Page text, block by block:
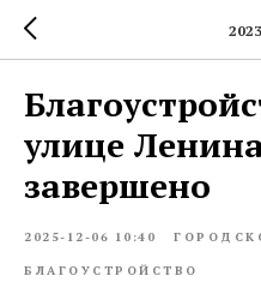
улице
завершено
2025-12-06 10:40
БЛАГОУСТРОЙСТВО